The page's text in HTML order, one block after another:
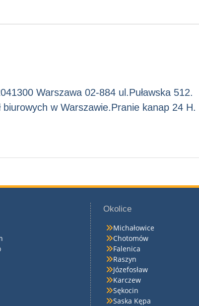
Warszawa 02-884 ul.Puławska 512.
w Warszawie.Pranie kanap 24 H.
Okolice
Michałowice
Chotomów
Falenica
Raszyn
Józefosław
Karczew
Sękocin
Saska Kępa